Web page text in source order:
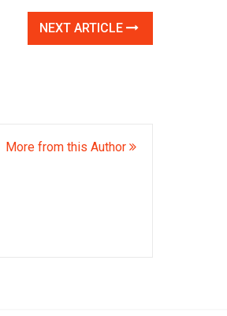
NEXT ARTICLE
More from this Author